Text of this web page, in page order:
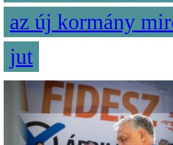
az új kormány
jut